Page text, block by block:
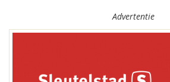
Advertentie